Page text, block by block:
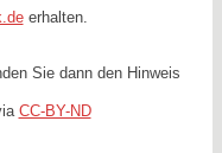
erhalten.
Sie dann den Hinweis
CC-BY-ND